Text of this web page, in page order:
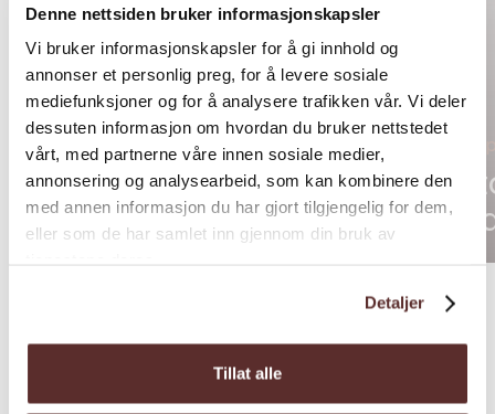
Denne nettsiden bruker informasjonskapsler
Vi bruker informasjonskapsler for å gi innhold og
annonser et personlig preg, for å levere sosiale
mediefunksjoner og for å analysere trafikken vår. Vi deler
dessuten informasjon om hvordan du bruker nettstedet
vårt, med partnerne våre innen sosiale medier,
annonsering og analysearbeid, som kan kombinere den
med annen informasjon du har gjort tilgjengelig for dem,
eller som de har samlet inn gjennom din bruk av
Detaljer
Tillat alle
Opplev Rosendal —
slott, kunst og fjord